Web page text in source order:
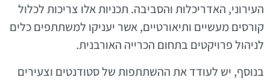
העירוני, האדריכלות והסביבה. תכניות אלו צריכות לכלול
קורסים מעשיים ותיאורטיים, אשר יעניקו למשתתפים כלים
לניהול פרויקטים בתחום הכרייה האורבנית.
בנוסף, יש לעודד את ההשתתפות של סטודנטים וצעירים